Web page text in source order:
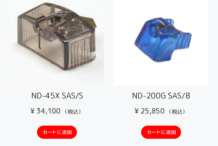
ND-45X SAS/S
¥ 34,100 （税込）
カートに追加
ND-200G SAS/B
¥ 25,850 （税込）
カートに追加